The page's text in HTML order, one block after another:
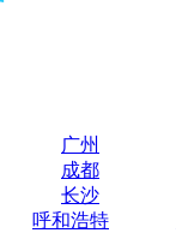
广州
成都
长沙
呼和浩特